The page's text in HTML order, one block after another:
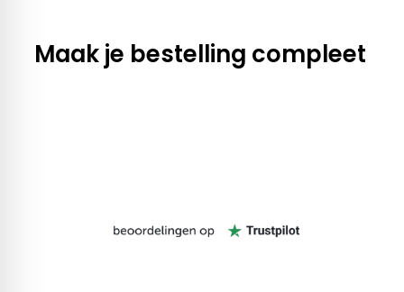
Maak je bestelling compleet